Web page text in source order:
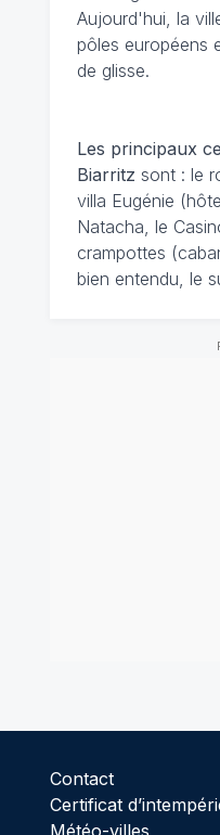
Aujourd'hui, la
pôles européens
de glisse.
Les principaux
Biarritz sont : le
villa Eugénie
Natacha, le
crampottes
bien entendu, le
Contact
Certificat
Météo-villes